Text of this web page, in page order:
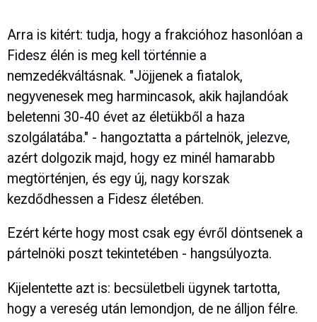
Arra is kitért: tudja, hogy a frakcióhoz hasonlóan a
Fidesz élén is meg kell történnie a
nemzedékváltásnak. "Jöjjenek a fiatalok,
negyvenesek meg harmincasok, akik hajlandóak
beletenni 30-40 évet az életükből a haza
szolgálatába." - hangoztatta a pártelnök, jelezve,
azért dolgozik majd, hogy ez minél hamarabb
megtörténjen, és egy új, nagy korszak
kezdődhessen a Fidesz életében.
Ezért kérte hogy most csak egy évről döntsenek a
pártelnöki poszt tekintetében - hangsúlyozta.
Kijelentette azt is: becsületbeli ügynek tartotta,
hogy a vereség után lemondjon, de ne álljon félre.